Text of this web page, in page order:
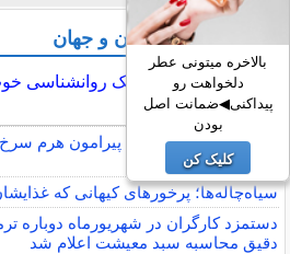
آخرین اخبار ایران و جهان
یک کلینیک روانشناسی
تحقیق جدید: سازه‌های پیرامون هرم
برای مدیریت آب بودند
سیاه‌چاله‌ها؛ پرخورهای کیهانی که
دستمزد کارگران در شهریورماه دوباره
دقیق محاسبه سبد معیشت اعلام شد
بالاخره میتونی عطر
دلخواهت رو
پیداکنی◀ضمانت اصل
بودن
کلیک کن